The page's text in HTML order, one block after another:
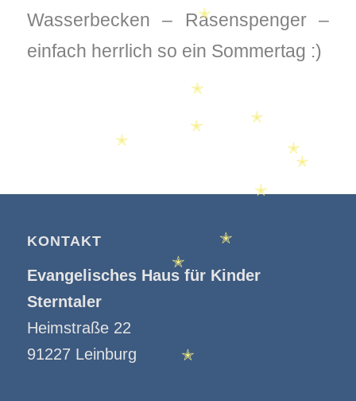
Wasserbecken – Rasenspenger –
einfach herrlich so ein Sommertag :)
KONTAKT
Evangelisches Haus für Kinder
Sterntaler
Heimstraße 22
91227 Leinburg
✭
✭
✭
✭